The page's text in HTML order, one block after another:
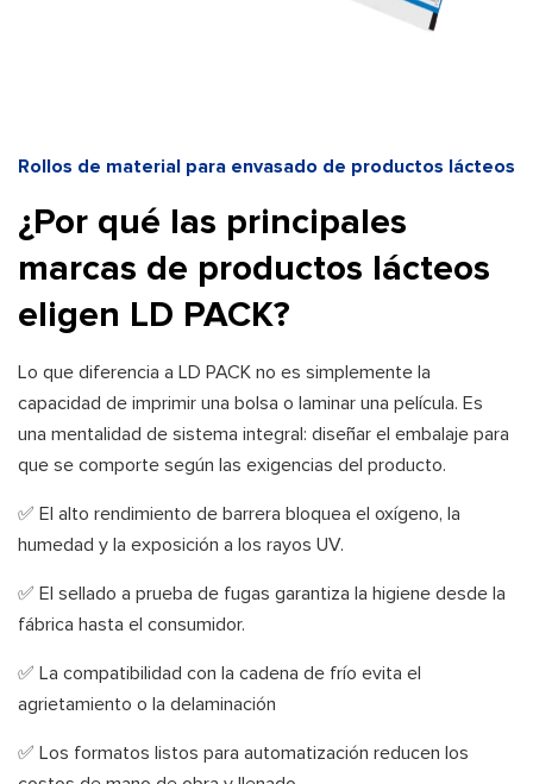
Rollos de material para envasado de productos lácteos
¿Por qué las principales
marcas de productos lácteos
eligen LD PACK?
Lo que diferencia a LD PACK no es simplemente la
capacidad de imprimir una bolsa o laminar una película. Es
una mentalidad de sistema integral: diseñar el embalaje para
que se comporte según las exigencias del producto.
✅ El alto rendimiento de barrera bloquea el oxígeno, la
humedad y la exposición a los rayos UV.
✅ El sellado a prueba de fugas garantiza la higiene desde la
fábrica hasta el consumidor.
✅ La compatibilidad con la cadena de frío evita el
agrietamiento o la delaminación
✅ Los formatos listos para automatización reducen los